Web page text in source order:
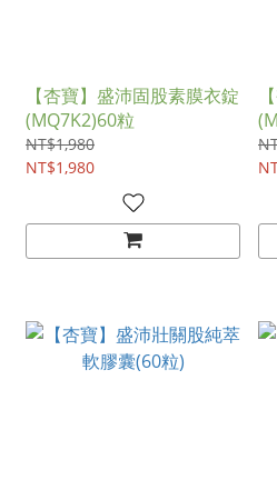
【杏寶】盛沛固股素膜衣錠
(MQ7K2)60粒
NT$1,980
NT$1,980